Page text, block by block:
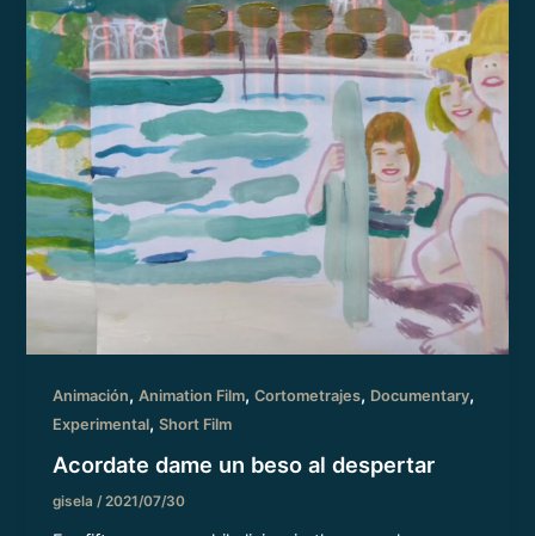
Animación,Animation Film,Cortometrajes, Documentary,
Experimental,Short Film
Acordate dame un beso al despertar
gisela/2021/07/30